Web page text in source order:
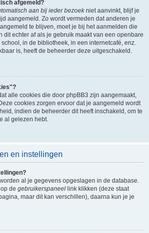
afgemeld?
aan bij ieder bezoekniet aanvinkt, blijf je
aangemeld. Zo wordt vermeden dat anderen je
te blijven, moet je bij het aanmelden die
dit echter af als je gebruik maakt van een openbare
in de bibliotheek, in een internetcafé, enz.
is, heeft de beheerder deze uitgeschakeld.
alle cookies die door phpBB3 zijn aangemaakt,
cookies zorgen ervoor dat je aangemeld wordt
indien de beheerder dit heeft inschakeld, om te
al gelezen hebt.
en instellingen
al je gegevens opgeslagen in de database.
de gebruikerspaneel link klikken (deze staat
maar dit kan verschillen), daarna kun je je